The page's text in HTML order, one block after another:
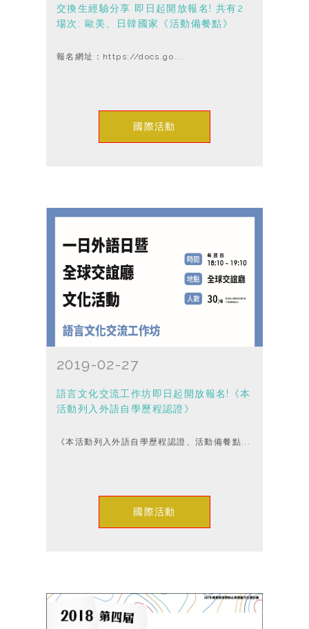
交換生經驗分享 即日起開放報名! 共有2
場次: 歐美、日韓國家《活動備餐點》
報名網址：https://docs.go...
國際活動
2019-02-27
語言文化交流工作坊即日起開放報名!《本
活動列入外語自學歷程認證》
《本活動列入外語自學歷程認證、活動備餐點...
國際活動